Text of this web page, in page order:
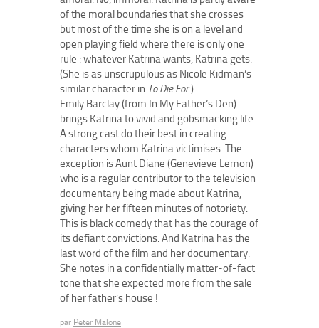
of the moral boundaries that she crosses
but most of the time she is on a level and
open playing field where there is only one
rule : whatever Katrina wants, Katrina gets.
(She is as unscrupulous as Nicole Kidman’s
similar character in To Die For.)
Emily Barclay (from In My Father’s Den)
brings Katrina to vivid and gobsmacking life.
A strong cast do their best in creating
characters whom Katrina victimises. The
exception is Aunt Diane (Genevieve Lemon)
who is a regular contributor to the television
documentary being made about Katrina,
giving her her fifteen minutes of notoriety.
This is black comedy that has the courage of
its defiant convictions. And Katrina has the
last word of the film and her documentary.
She notes in a confidentially matter-of-fact
tone that she expected more from the sale
of her father’s house !
par Peter Malone